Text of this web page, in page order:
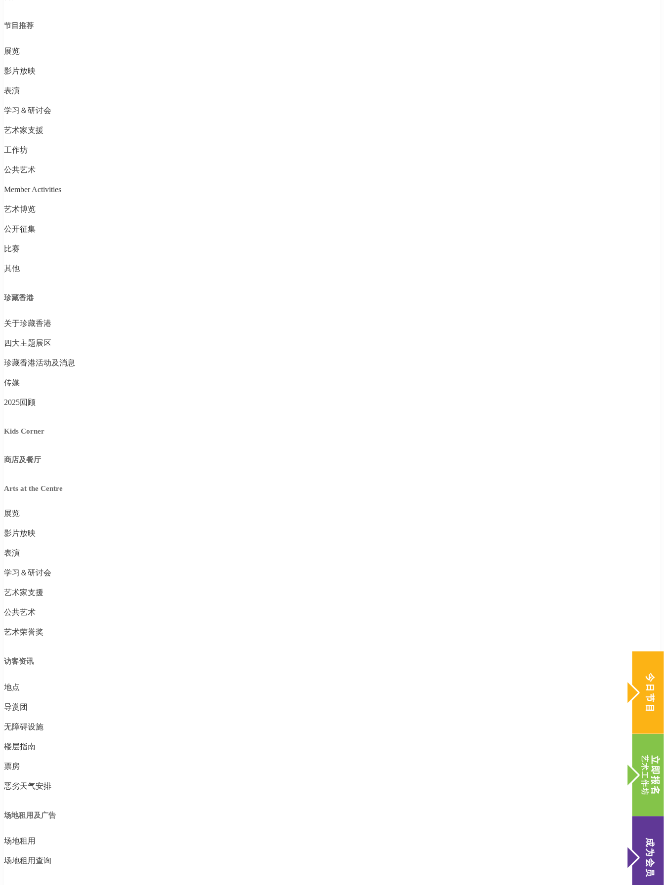
节目推荐
展览
影片放映
表演
学习＆研讨会
艺术家支援
工作坊
公共艺术
Member Activities
艺术博览
公开征集
比赛
其他
珍藏香港
关于珍藏香港
四大主题展区
珍藏香港活动及消息
传媒
2025回顾
Kids Corner
商店及餐厅
Arts at the Centre
展览
影片放映
表演
学习＆研讨会
艺术家支援
公共艺术
艺术荣誉奖
访客资讯
地点
导赏团
无障碍设施
楼层指南
票房
恶劣天气安排
场地租用及广告
场地租用
场地租用查询